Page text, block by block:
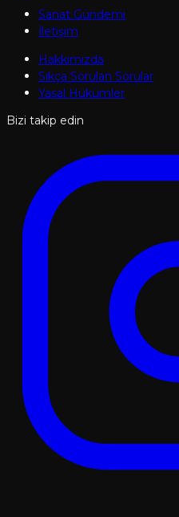
Sanat Gündemi
İletişim
Hakkımızda
Sıkça Sorulan Sorular
Yasal Hükümler
Bizi takip edin